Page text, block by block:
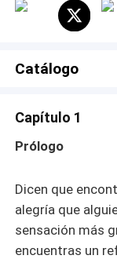
tendría, ni la
se dibuja el
en nuestras
Catálogo
Capítulo 1
Prólogo
Dicen que
alegría que
sensación más
encuentras un